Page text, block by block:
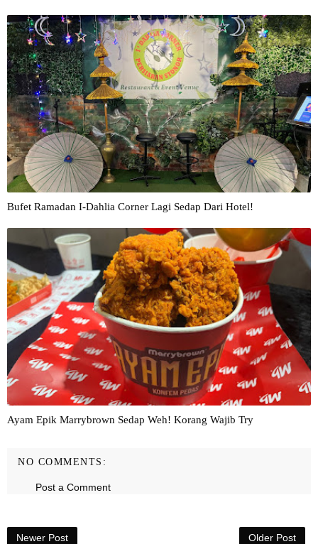
Bufet Ramadan I-Dahlia Corner Lagi Sedap Dari Hotel!
Ayam Epik Marrybrown Sedap Weh! Korang Wajib Try
NO COMMENTS:
Post a Comment
Newer Post Older Post